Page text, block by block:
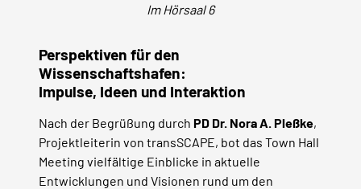
Im Hörsaal 6
Perspektiven für den
Wissenschaftshafen:
Impulse, Ideen und Interaktion
Nach der Begrüßung durch PD Dr. Nora A. Pleßke,
Projektleiterin von transSCAPE, bot das Town Hall
Meeting vielfältige Einblicke in aktuelle
Entwicklungen und Visionen rund um den